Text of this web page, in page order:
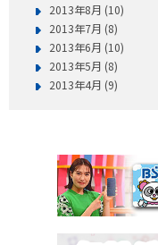
2013年8月 (10)
2013年7月 (8)
2013年6月 (10)
2013年5月 (8)
2013年4月 (9)